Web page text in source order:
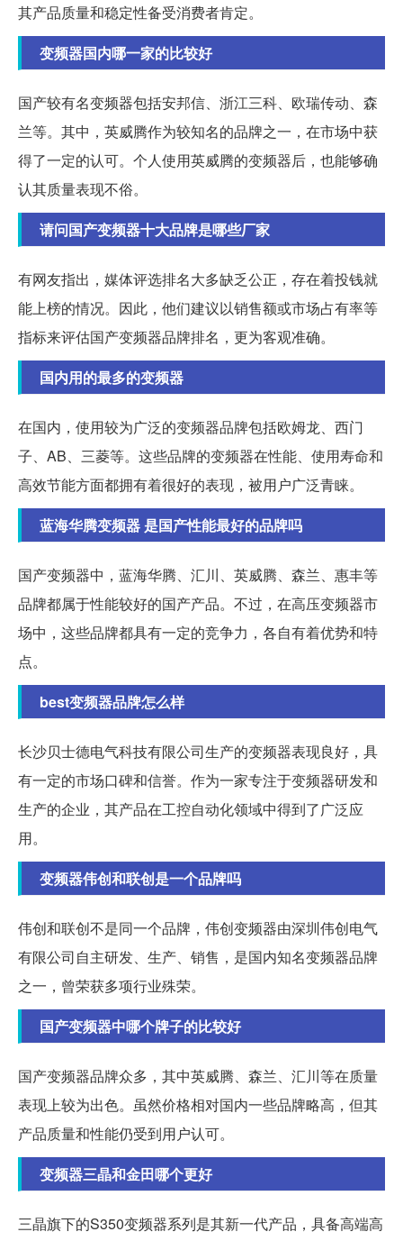
其产品质量和稳定性备受消费者肯定。
变频器国内哪一家的比较好
国产较有名变频器包括安邦信、浙江三科、欧瑞传动、森
兰等。其中，英威腾作为较知名的品牌之一，在市场中获
得了一定的认可。个人使用英威腾的变频器后，也能够确
认其质量表现不俗。
请问国产变频器十大品牌是哪些厂家
有网友指出，媒体评选排名大多缺乏公正，存在着投钱就
能上榜的情况。因此，他们建议以销售额或市场占有率等
指标来评估国产变频器品牌排名，更为客观准确。
国内用的最多的变频器
在国内，使用较为广泛的变频器品牌包括欧姆龙、西门
子、AB、三菱等。这些品牌的变频器在性能、使用寿命和
高效节能方面都拥有着很好的表现，被用户广泛青睐。
蓝海华腾变频器 是国产性能最好的品牌吗
国产变频器中，蓝海华腾、汇川、英威腾、森兰、惠丰等
品牌都属于性能较好的国产产品。不过，在高压变频器市
场中，这些品牌都具有一定的竞争力，各自有着优势和特
点。
best变频器品牌怎么样
长沙贝士德电气科技有限公司生产的变频器表现良好，具
有一定的市场口碑和信誉。作为一家专注于变频器研发和
生产的企业，其产品在工控自动化领域中得到了广泛应
用。
变频器伟创和联创是一个品牌吗
伟创和联创不是同一个品牌，伟创变频器由深圳伟创电气
有限公司自主研发、生产、销售，是国内知名变频器品牌
之一，曾荣获多项行业殊荣。
国产变频器中哪个牌子的比较好
国产变频器品牌众多，其中英威腾、森兰、汇川等在质量
表现上较为出色。虽然价格相对国内一些品牌略高，但其
产品质量和性能仍受到用户认可。
变频器三晶和金田哪个更好
三晶旗下的S350变频器系列是其新一代产品，具备高端高